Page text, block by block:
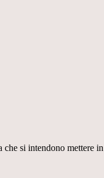
si intendono mettere